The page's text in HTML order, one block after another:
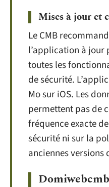
Mises à jour et
Le CMB
l’application à jour
toutes les
de sécurité.
Mo sur iOS. Les
permettent pas de
fréquence exacte
sécurité ni sur la
anciennes versions